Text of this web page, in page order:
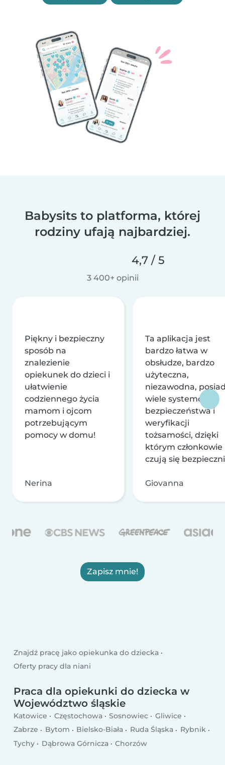
Babysits to platforma, której
rodziny ufają najbardziej.
4,7 / 5
3 400+ opinii
Piękny i bezpieczny
sposób na
znalezienie
opiekunek do dzieci i
ułatwienie
codziennego życia
mamom i ojcom
potrzebującym
pomocy w domu!
Nerina
Ta aplikacja jest
bardzo łatwa w
obsłudze, bardzo
użyteczna,
niezawodna,
wiele systemów
bezpieczeństwa i
weryfikacji
tożsamości, dzięki
którym członkowie
czują się
Giovanna
Zapisz mnie!
Znajdź pracę jako opiekunka do dziecka
Oferty pracy dla niani
Praca dla opiekunki do dziecka w
Województwo śląskie
Katowice Częstochowa Sosnowiec
Gliwice
Zabrze
Bytom Bielsko-Biała Ruda Śląska
Rybnik
Tychy
Dąbrowa Górnicza Chorzów